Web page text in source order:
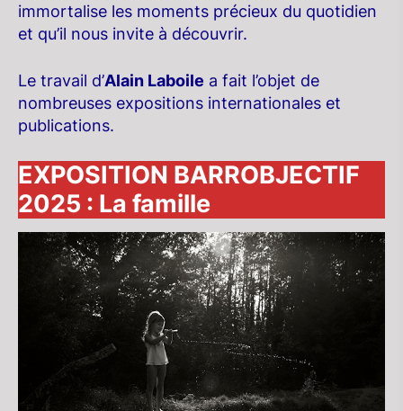
immortalise les moments précieux du quotidien
et qu’il nous invite à découvrir.
Le travail d’Alain Laboile a fait l’objet de
nombreuses expositions internationales et
publications.
EXPOSITION BARROBJECTIF
2025 : La famille